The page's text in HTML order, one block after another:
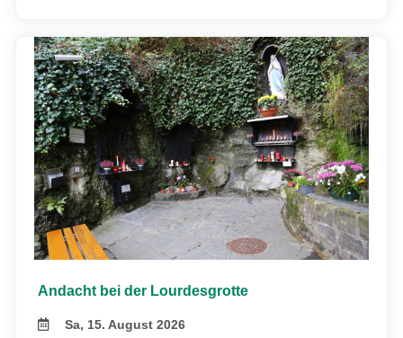
Andacht bei der Lourdesgrotte
Sa, 15. August 2026